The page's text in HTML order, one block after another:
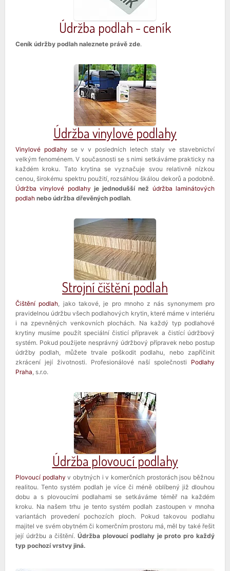
Údržba podlah - ceník
Ceník údržby podlah naleznete právě zde.
Údržba vinylové podlahy
Vinylové podlahy se v v posledních letech staly ve stavebnictví
velkým fenoménem. V současnosti se s nimi setkáváme prakticky na
každém kroku. Tato krytina se vyznačuje svou relativně nízkou
cenou, širokému spektru použití, rozsáhlou škálou dekorů a podobně.
Údržba vinylové podlahy je jednodušší než údržba laminátových
podlah nebo údržba dřevěných podlah.
Strojní čištění podlah
Čištění podlah, jako takové, je pro mnoho z nás synonymem pro
pravidelnou údržbu všech podlahových krytin, které máme v interiéru
i na zpevněných venkovních plochách. Na každý typ podlahové
krytiny musíme použít speciální čisticí přípravek a čistící údržbový
systém. Pokud použijete nesprávný údržbový přípravek nebo postup
údržby podlah, můžete trvale poškodit podlahu, nebo zapříčinit
zkrácení její životnosti. Profesionálové naší společnosti Podlahy
Praha, s.r.o.
Údržba plovoucí podlahy
Plovoucí podlahy v obytných i v komerčních prostorách jsou běžnou
realitou. Tento systém podlah je více či méně oblíbený již dlouhou
dobu a s plovoucími podlahami se setkáváme téměř na každém
kroku. Na našem trhu je tento systém podlah zastoupen v mnoha
variantách provedení pochozích ploch. Pokud takovou podlahu
majitel ve svém obytném či komerčním prostoru má, měl by také řešit
její údržbu a čištění.Údržba plovoucí podlahy je proto pro každý
typ pochozí vrstvy jiná.